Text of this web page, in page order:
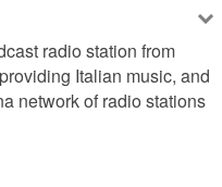
radio station from
Italian music, and
network of radio stations